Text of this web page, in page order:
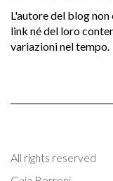
L'autore del blog
link né del loro
variazioni nel tempo.
All rights reserved